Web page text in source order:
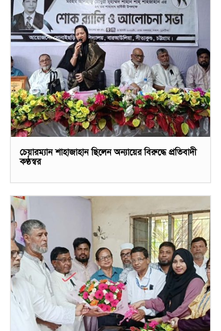
চেয়ারম্যান শাহাজাহান ছিলেন অন্যায়ের বিরুদ্ধে প্রতিবাদী
কণ্ঠস্বর